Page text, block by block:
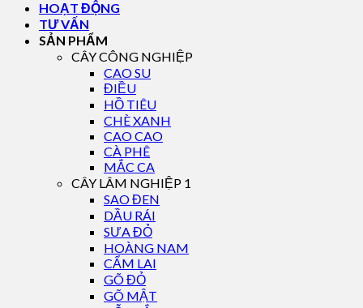
HOẠT ĐỘNG
TƯ VẤN
SẢN PHẨM
CÂY CÔNG NGHIỆP
CAO SU
ĐIỀU
HỒ TIÊU
CHÈ XANH
CAO CAO
CÀ PHÊ
MẮC CA
CÂY LÂM NGHIỆP 1
SAO ĐEN
DẦU RÁI
SƯA ĐỎ
HOÀNG NAM
CẨM LAI
GÕ ĐỎ
GÕ MẬT